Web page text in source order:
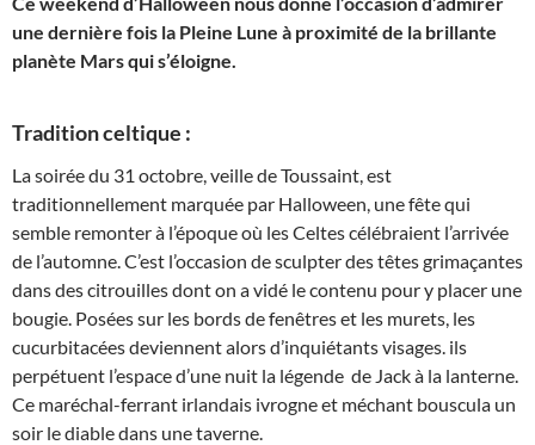
une dernière fois la Pleine Lune à proximité de la brillante
planète Mars qui s’éloigne.
Tradition celtique :
La soirée du 31 octobre, veille de Toussaint, est
traditionnellement marquée par Halloween, une fête qui
semble remonter à l’époque où les Celtes célébraient l’arrivée
de l’automne. C’est l’occasion de sculpter des têtes grimaçantes
dans des citrouilles dont on a vidé le contenu pour y placer une
bougie. Posées sur les bords de fenêtres et les murets, les
cucurbitacées deviennent alors d’inquiétants visages. ils
perpétuent l’espace d’une nuit la légende de Jack à la lanterne.
Ce maréchal-ferrant irlandais ivrogne et méchant bouscula un
soir le diable dans une taverne.